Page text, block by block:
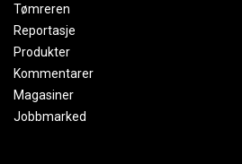
Tømreren
Reportasje
Produkter
Kommentarer
Magasiner
Jobbmarked